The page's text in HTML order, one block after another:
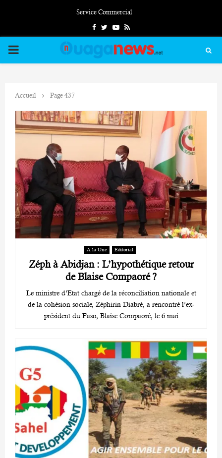
Service Commercial
FacebookTwitterYoutube
Rss
PRIMARY
Accueil Page 437
A la Une Editorial
Zéph à Abidjan : L’hypothétique retour
de Blaise Compaoré ?
Le ministre d’Etat chargé de la réconciliation nationale et
de la cohésion sociale, Zéphirin Diabré, a rencontré l’ex-
président du Faso, Blaise Compaoré, le 6 mai